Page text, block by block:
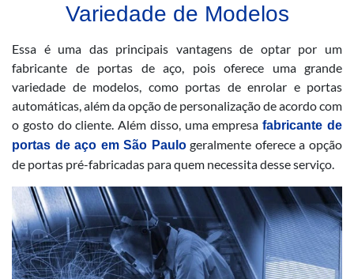
Variedade de Modelos
Essa é uma das principais vantagens de optar por um
fabricante de portas de aço, pois oferece uma grande
variedade de modelos, como portas de enrolar e portas
automáticas, além da opção de personalização de acordo com
o gosto do cliente. Além disso, uma empresafabricante de
portas de aço em São Paulogeralmente oferece a opção
de portas pré-fabricadas para quem necessita desse serviço.